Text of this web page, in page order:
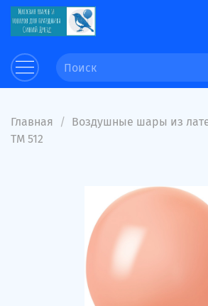
Главная Воздушные шары из
ТМ 512